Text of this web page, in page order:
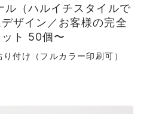
ル（ハルイチスタイルで
ザイン／お客様の完全
ト 50個〜
り付け（フルカラー印刷可）